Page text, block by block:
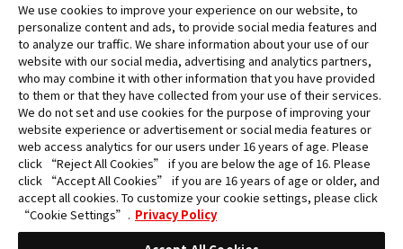
©Eiichiro Oda/Shueisha
©Eiichiro Oda/Shueisha, Toei Animation
未經許可，禁止使用、複製或複印此網站上的任何圖片、文本或數據。
產品正在開發中，此網站上的圖片可能與實際產品不同。
*Apple、蘋果的logo為Apple Inc.於美國和其他國家地區所註冊之商標。
App Store為Apple Inc.之服務商標。
*Google play和Google play的logo為Google LLC之註冊商標。
We use cookies to improve your experience on our website, to
personalize content and ads, to provide social media features and
to analyze our traffic. We share information about your use of our
website with our social media, advertising and analytics partners,
who may combine it with other information that you have provided
to them or that they have collected from your use of their services.
We do not set and use cookies for the purpose of improving your
website experience or advertisement or social media features or
web access analytics for our users under 16 years of age. Please
click “Reject All Cookies” if you are below the age of 16. Please
click “Accept All Cookies” if you are 16 years of age or older, and
accept all cookies. To customize your cookie settings, please click
“Cookie Settings”. Privacy Policy